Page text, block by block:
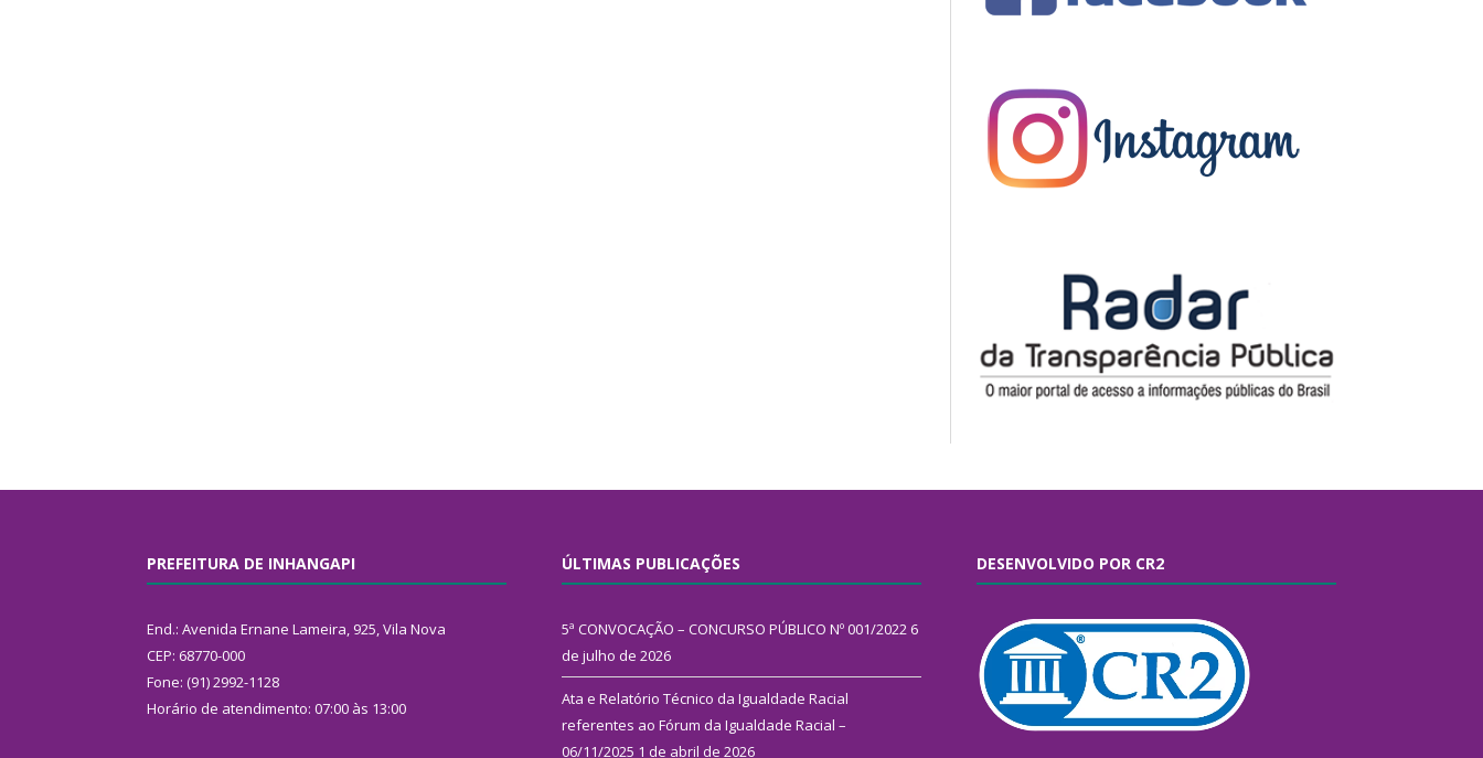
PREFEITURA DE INHANGAPI
End.: Avenida Ernane Lameira, 925, Vila Nova
CEP: 68770-000
Fone: (91) 2992-1128
Horário de atendimento: 07:00 às 13:00
ÚLTIMAS PUBLICAÇÕES
5ª CONVOCAÇÃO – CONCURSO PÚBLICO Nº 001/2022 6
de julho de 2026
Ata e Relatório Técnico da Igualdade Racial
referentes ao Fórum da Igualdade Racial –
06/11/2025 1 de abril de 2026
DESENVOLVIDO POR CR2